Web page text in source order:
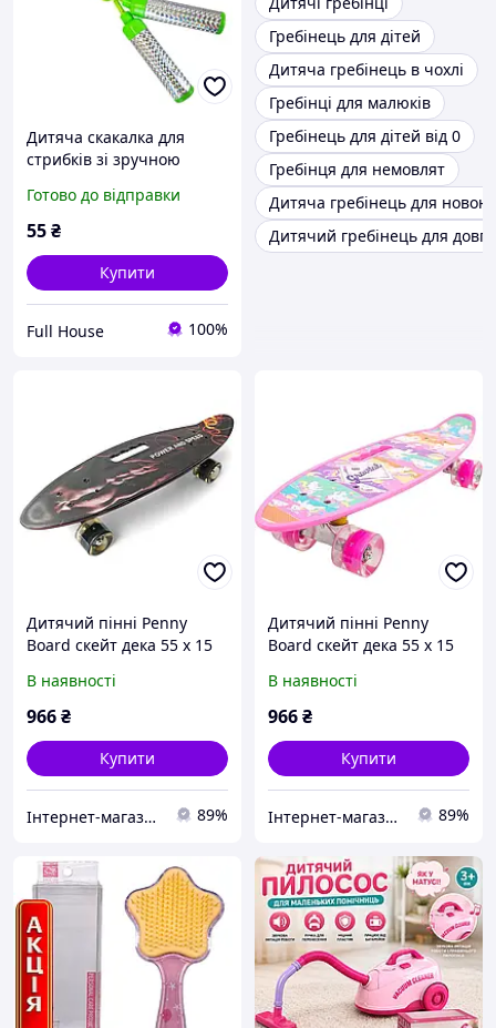
Дитяча скакалка для
стрибків зі зручною
скакалка для фітнесу та
тренувань
Готово до відправки
55₴
Купити
Full House 100%
Гребінець для дітей
Дитяча гребінець в чохлі
Гребінці для малюків
Гребінець для дітей від 0
Гребінця для немовлят
Дитяча гребінець для
Дитячий гребінець для
Дитячий пінні Penny
Board скейт дека 55 х 15
зручного перенесення,
колеса зі світлом
В наявності
966₴
Купити
Інтернет-магазин "Маленький Гонщик" 89%
Дитячий пінні Penny
Board скейт дека 55 х 15
зручного перенесення,
колеса зі світлом
В наявності
966₴
Купити
Інтернет-магазин "Маленький Гонщик" 89%